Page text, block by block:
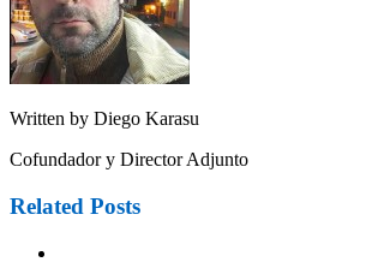
Written by Diego Karasu
Cofundador y Director Adjunto
Related Posts